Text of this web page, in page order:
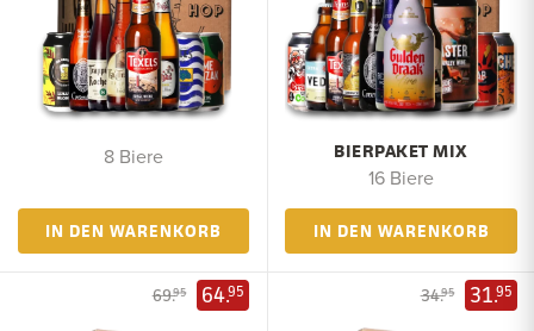
8 Biere
IN DEN WARENKORB
BIERPAKET MIX
16 Biere
IN DEN WARENKORB
69.95 64.95 34.95 31.95